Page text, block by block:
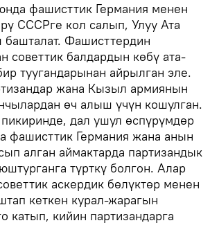
фашисттик Германия менен
СССРге кол салып, Улуу Ата
Фашисттердин
советтик балдардын көбү ата-
туугандарынан айрылган эле.
жана Кызыл армиянын
өч алыш үчүн кошулган.
дал ушул өспүрүмдөр
фашисттик Германия жана анын
алган аймактарда партизандык
түрткү болгон. Алар
аскердик бөлүктөр менен
кеткен курал-жарагын
катып, кийин партизандарга